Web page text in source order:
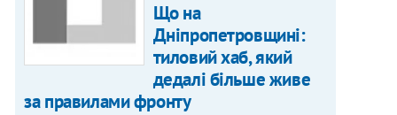
Що на
Дніпропетровщині:
тиловий хаб, який
дедалі більше живе
за правилами фронту